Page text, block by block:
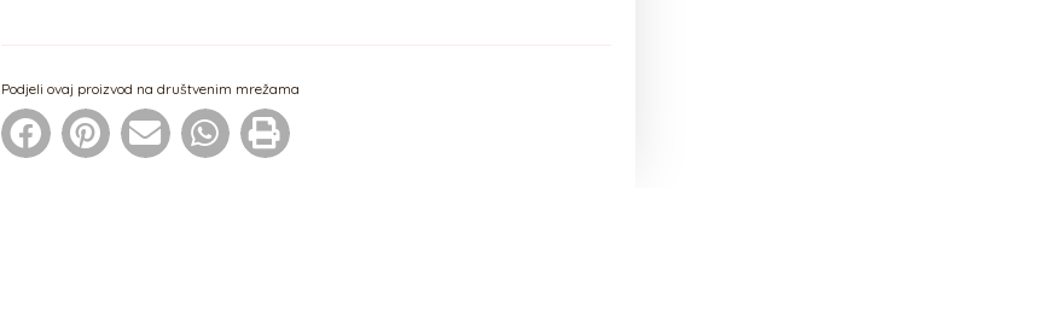
Podjeli ovaj proizvod na društvenim mrežama